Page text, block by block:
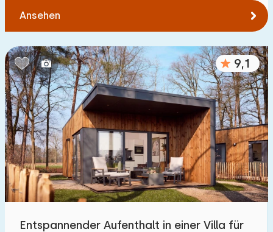
Ansehen
9,1
Entspannender Aufenthalt in einer Villa für